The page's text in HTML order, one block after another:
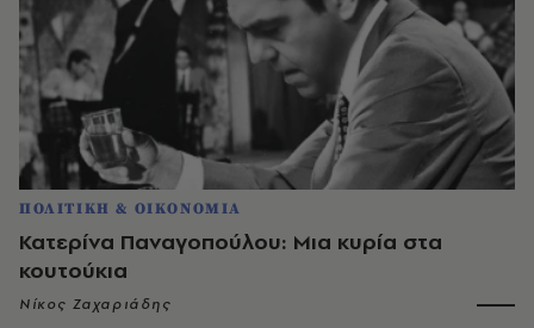
ΠΟΛΙΤΙΚΗ & ΟΙΚΟΝΟΜΙΑ
Κατερίνα Παναγοπούλου: Μια κυρία στα
κουτούκια
Νίκος Ζαχαριάδης